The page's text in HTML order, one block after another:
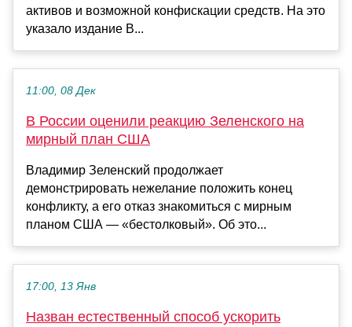
активов и возможной конфискации средств. На это
указало издание B...
11:00, 08 Дек
В России оценили реакцию Зеленского на
мирный план США
Владимир Зеленский продолжает
демонстрировать нежелание положить конец
конфликту, а его отказ знакомиться с мирным
планом США — «бестолковый». Об это...
17:00, 13 Янв
Назван естественный способ ускорить